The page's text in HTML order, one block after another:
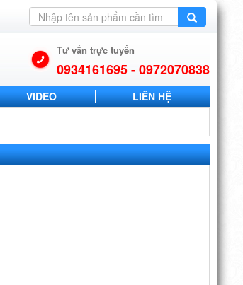
Tư vấn trực tuyến
0934161695 - 0972070838
VIDEO LIÊN HỆ